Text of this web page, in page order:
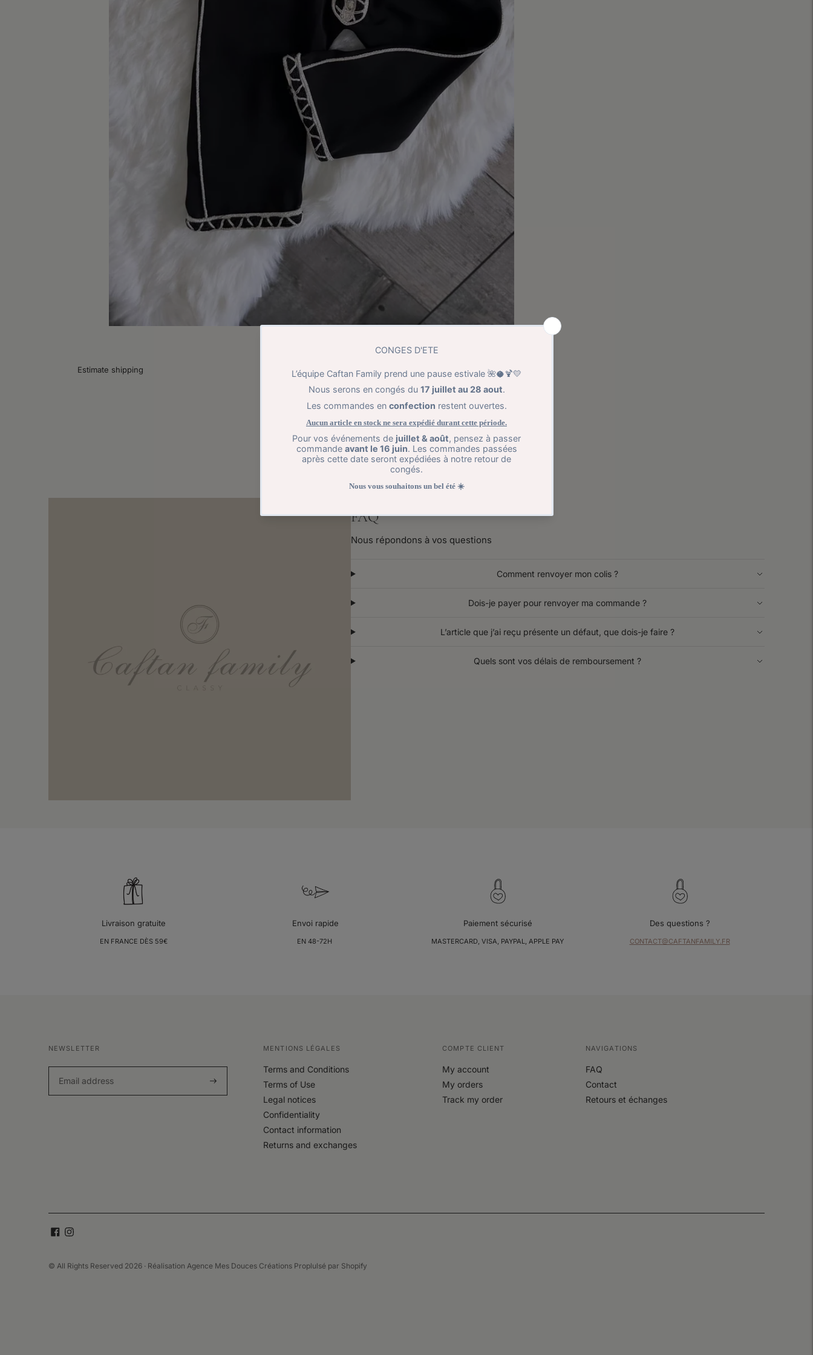
Estimate shipping
FAQ
Nous répondons à vos questions
Comment renvoyer mon colis ?
Dois-je payer pour renvoyer ma commande ?
L’article que j’ai reçu présente un défaut, que dois-je faire ?
Quels sont vos délais de remboursement ?
Livraison gratuite
EN FRANCE DÈS 59€
Envoi rapide
EN 48-72H
Paiement sécurisé
MASTERCARD, VISA, PAYPAL, APPLE PAY
Des questions ?
CONTACT@CAFTANFAMILY.FR
NEWSLETTER
Subscribe
MENTIONS LÉGALES
Terms and Conditions
Terms of Use
Legal notices
Confidentiality
Contact information
Returns and exchanges
COMPTE CLIENT
My account
My orders
Track my order
NAVIGATIONS
FAQ
Contact
Retours et échanges
© All Rights Reserved 2026 · Réalisation Agence Mes Douces Créations Proplulsé par Shopify